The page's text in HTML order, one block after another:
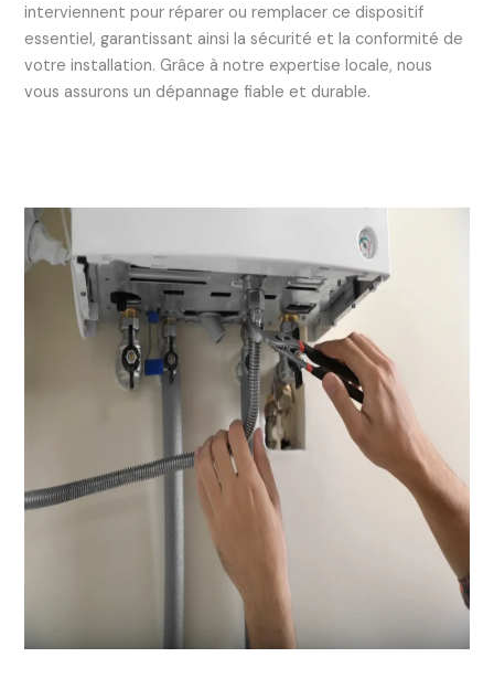
interviennent pour réparer ou remplacer ce dispositif
essentiel, garantissant ainsi la sécurité et la conformité de
votre installation. Grâce à notre expertise locale, nous
vous assurons un dépannage fiable et durable.